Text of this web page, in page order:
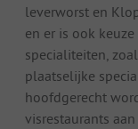
leverworst en
en er is ook
specialiteiten,
plaatselijke
hoofdgerecht
visrestaurants